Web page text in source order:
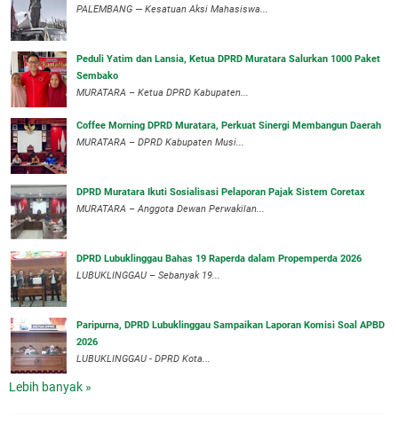
PALEMBANG — Kesatuan Aksi Mahasiswa...
Peduli Yatim dan Lansia, Ketua DPRD Muratara Salurkan 1000 Paket
Sembako
MURATARA – Ketua DPRD Kabupaten...
Coffee Morning DPRD Muratara, Perkuat Sinergi Membangun Daerah
MURATARA – DPRD Kabupaten Musi...
DPRD Muratara Ikuti Sosialisasi Pelaporan Pajak Sistem Coretax
MURATARA – Anggota Dewan Perwakilan...
DPRD Lubuklinggau Bahas 19 Raperda dalam Propemperda 2026
LUBUKLINGGAU – Sebanyak 19...
Paripurna, DPRD Lubuklinggau Sampaikan Laporan Komisi Soal APBD
2026
LUBUKLINGGAU - DPRD Kota...
Lebih banyak »